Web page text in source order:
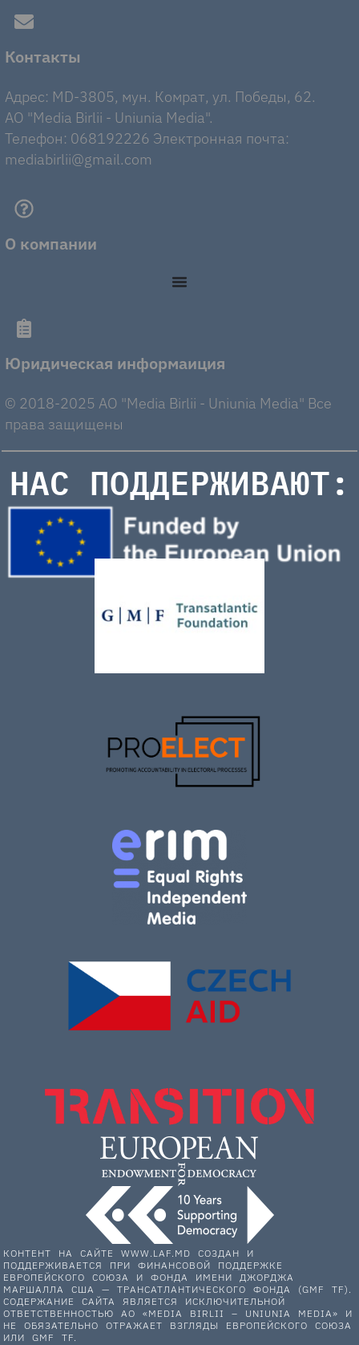
Контакты
Адрес: MD-3805, мун. Комрат, ул. Победы, 62.
AO "Media Birlii - Uniunia Media".
Телефон: 068192226 Электронная почта:
mediabirlii@gmail.com
О компании
Юридическая информаиция
© 2018-2025 AO "Media Birlii - Uniunia Media" Все
права защищены
НАС ПОДДЕРЖИВАЮТ:
КОНТЕНТ НА САЙТЕ WWW.LAF.MD СОЗДАН И
ПОДДЕРЖИВАЕТСЯ ПРИ ФИНАНСОВОЙ ПОДДЕРЖКЕ
ЕВРОПЕЙСКОГО СОЮЗА И ФОНДА ИМЕНИ ДЖОРДЖА
МАРШАЛЛА США — ТРАНСАТЛАНТИЧЕСКОГО ФОНДА (GMF TF).
СОДЕРЖАНИЕ САЙТА ЯВЛЯЕТСЯ ИСКЛЮЧИТЕЛЬНОЙ
ОТВЕТСТВЕННОСТЬЮ АО «MEDIA BIRLII – UNIUNIA MEDIA» И
НЕ ОБЯЗАТЕЛЬНО ОТРАЖАЕТ ВЗГЛЯДЫ ЕВРОПЕЙСКОГО СОЮЗА
ИЛИ GMF TF.